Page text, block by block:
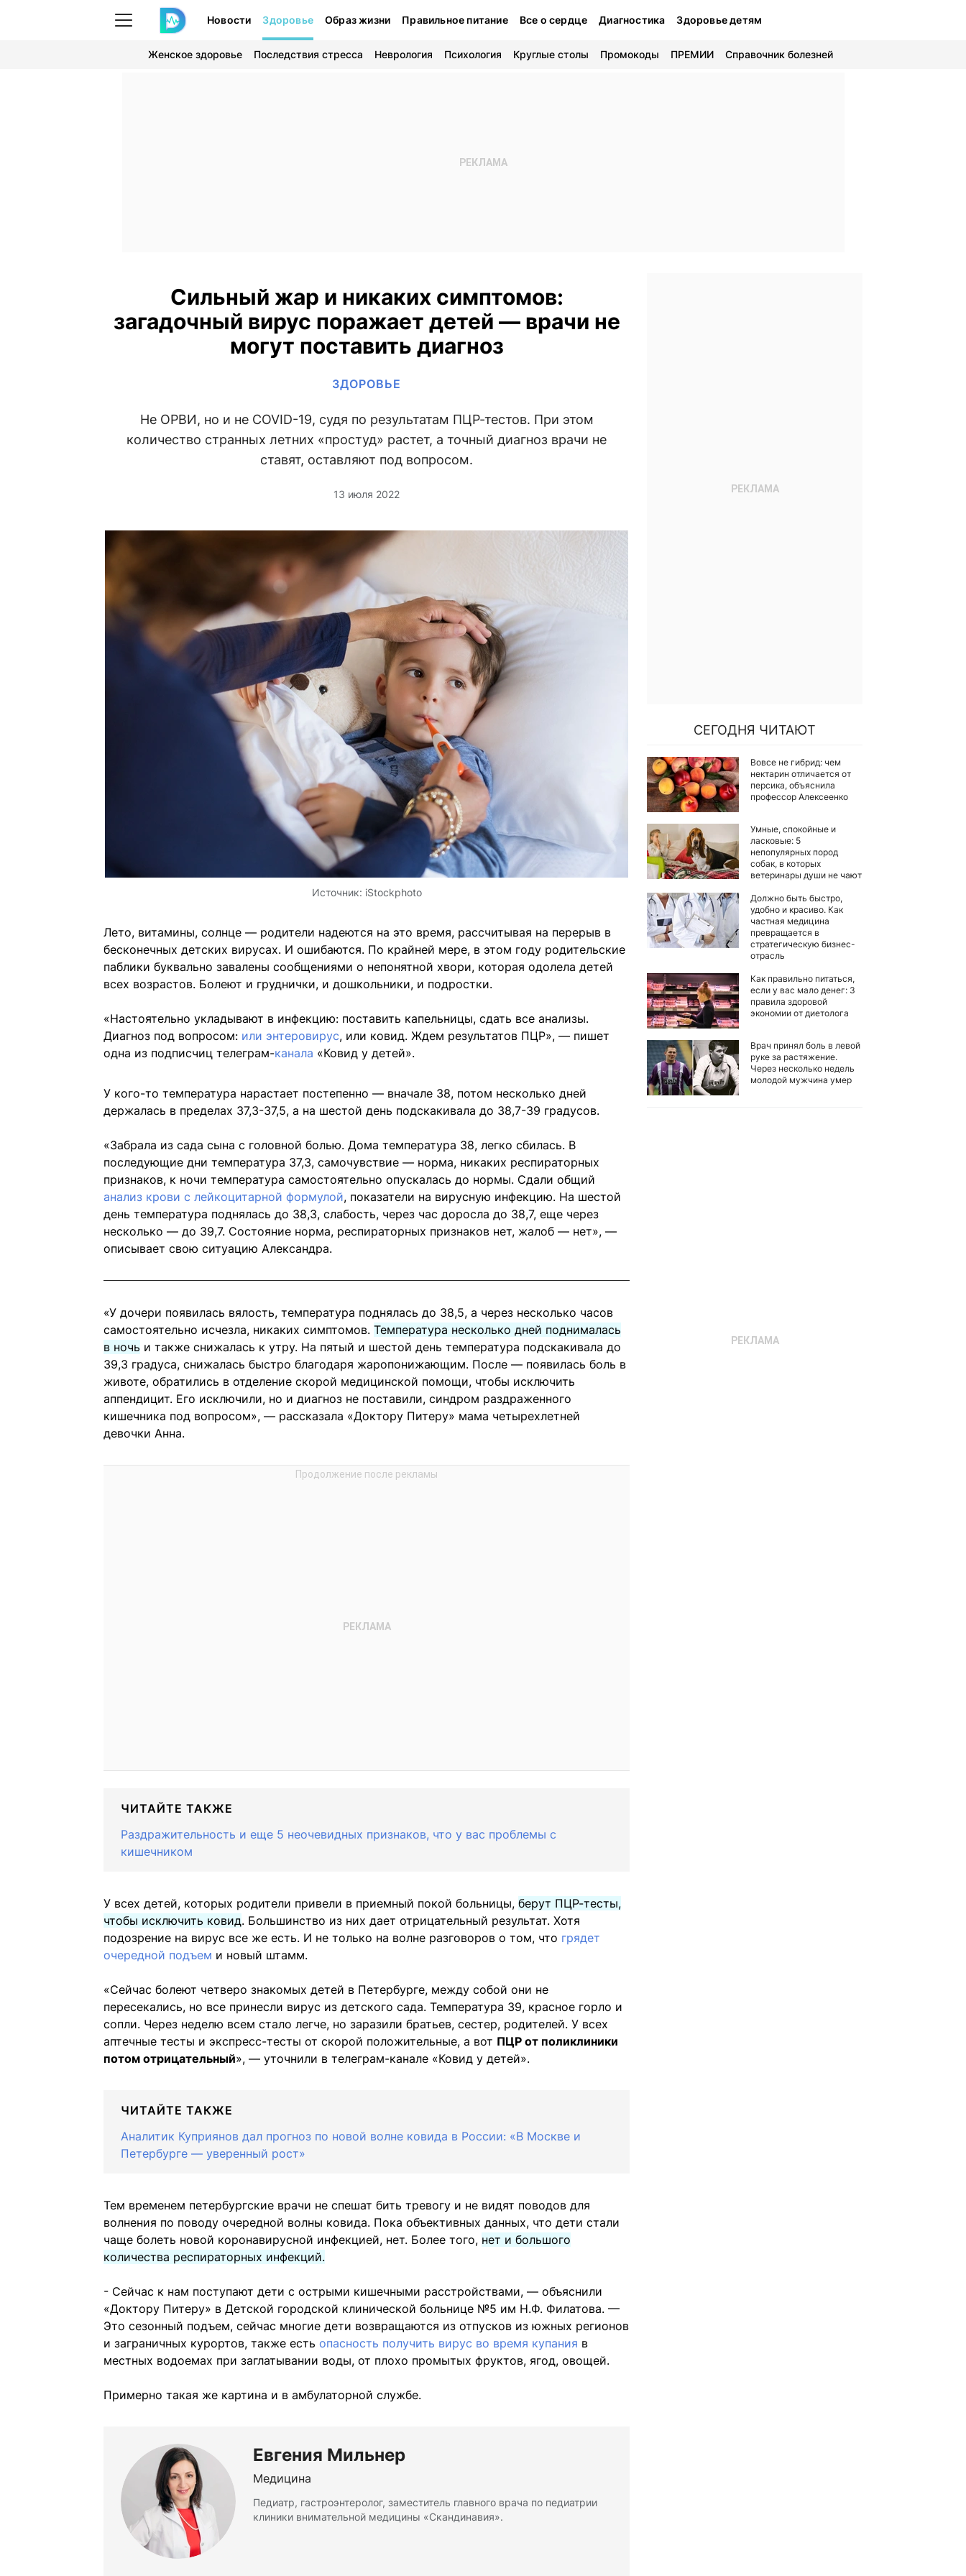
Новости Здоровье Образ жизни Правильное питание Все о сердце Диагностика Здоровье детям
Женское здоровье Последствия стресса Неврология Психология Круглые столы Промокоды ПРЕМИИ Справочник болезней
Сильный жар и никаких симптомов:
загадочный вирус поражает детей — врачи не
могут поставить диагноз
ЗДОРОВЬЕ
Не ОРВИ, но и не COVID-19, судя по результатам ПЦР-тестов. При этом
количество странных летних «простуд» растет, а точный диагноз врачи не
ставят, оставляют под вопросом.
13 июля 2022
Источник: iStockphoto
Лето, витамины, солнце — родители надеются на это время, рассчитывая на перерыв в
бесконечных детских вирусах. И ошибаются. По крайней мере, в этом году родительские
паблики буквально завалены сообщениями о непонятной хвори, которая одолела детей
всех возрастов. Болеют и груднички, и дошкольники, и подростки.
«Настоятельно укладывают в инфекцию: поставить капельницы, сдать все анализы.
Диагноз под вопросом: или энтеровирус, или ковид. Ждем результатов ПЦР», — пишет
одна из подписчиц телеграм-канала «Ковид у детей».
У кого-то температура нарастает постепенно — вначале 38, потом несколько дней
держалась в пределах 37,3-37,5, а на шестой день подскакивала до 38,7-39 градусов.
«Забрала из сада сына с головной болью. Дома температура 38, легко сбилась. В
последующие дни температура 37,3, самочувствие — норма, никаких респираторных
признаков, к ночи температура самостоятельно опускалась до нормы. Сдали общий
анализ крови с лейкоцитарной формулой, показатели на вирусную инфекцию. На шестой
день температура поднялась до 38,3, слабость, через час доросла до 38,7, еще через
несколько — до 39,7. Состояние норма, респираторных признаков нет, жалоб — нет», —
описывает свою ситуацию Александра.
«У дочери появилась вялость, температура поднялась до 38,5, а через несколько часов
самостоятельно исчезла, никаких симптомов. Температура несколько дней поднималась
в ночь и также снижалась к утру. На пятый и шестой день температура подскакивала до
39,3 градуса, снижалась быстро благодаря жаропонижающим. После — появилась боль в
животе, обратились в отделение скорой медицинской помощи, чтобы исключить
аппендицит. Его исключили, но и диагноз не поставили, синдром раздраженного
кишечника под вопросом», — рассказала «Доктору Питеру» мама четырехлетней
девочки Анна.
ЧИТАЙТЕ ТАКЖЕ
Раздражительность и еще 5 неочевидных признаков, что у вас проблемы с
кишечником
У всех детей, которых родители привели в приемный покой больницы, берут ПЦР-тесты,
чтобы исключить ковид. Большинство из них дает отрицательный результат. Хотя
подозрение на вирус все же есть. И не только на волне разговоров о том, что грядет
очередной подъем и новый штамм.
«Сейчас болеют четверо знакомых детей в Петербурге, между собой они не
пересекались, но все принесли вирус из детского сада. Температура 39, красное горло и
сопли. Через неделю всем стало легче, но заразили братьев, сестер, родителей. У всех
аптечные тесты и экспресс-тесты от скорой положительные, а вот ПЦР от поликлиники
потом отрицательный», — уточнили в телеграм-канале «Ковид у детей».
ЧИТАЙТЕ ТАКЖЕ
Аналитик Куприянов дал прогноз по новой волне ковида в России: «В Москве и
Петербурге — уверенный рост»
Тем временем петербургские врачи не спешат бить тревогу и не видят поводов для
волнения по поводу очередной волны ковида. Пока объективных данных, что дети стали
чаще болеть новой коронавирусной инфекцией, нет. Более того, нет и большого
количества респираторных инфекций.
- Сейчас к нам поступают дети с острыми кишечными расстройствами, — объяснили
«Доктору Питеру» в Детской городской клинической больнице №5 им Н.Ф. Филатова. —
Это сезонный подъем, сейчас многие дети возвращаются из отпусков из южных регионов
и заграничных курортов, также есть опасность получить вирус во время купания в
местных водоемах при заглатывании воды, от плохо промытых фруктов, ягод, овощей.
Примерно такая же картина и в амбулаторной службе.
Евгения Мильнер
Медицина
Педиатр, гастроэнтеролог, заместитель главного врача по педиатрии
клиники внимательной медицины «Скандинавия».
СЕГОДНЯ ЧИТАЮТ
Вовсе не гибрид: чем
нектарин отличается от
персика, объяснила
профессор Алексеенко
Умные, спокойные и
ласковые: 5
непопулярных пород
собак, в которых
ветеринары души не чают
Должно быть быстро,
удобно и красиво. Как
частная медицина
превращается в
стратегическую бизнес-
отрасль
Как правильно питаться,
если у вас мало денег: 3
правила здоровой
экономии от диетолога
Врач принял боль в левой
руке за растяжение.
Через несколько недель
молодой мужчина умер